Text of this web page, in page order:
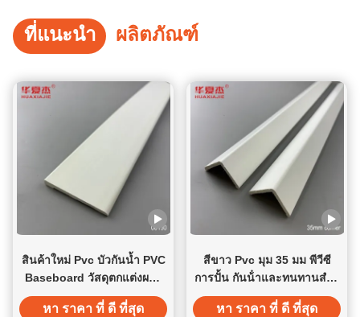
ที่แนะนำ ผลิตภัณฑ์
สินค้าใหม่ Pvc บัวกันน้ำ PVC
Baseboard วัสดุตกแต่งผนัง
ในร่ม
หา ราคา ที่ ดี ที่สุด
สีขาว Pvc มุม 35 มม พีวีซี
การปั้น กันน้ําและทนทานสําห
รับตกแต่งภายใน
หา ราคา ที่ ดี ที่สุด